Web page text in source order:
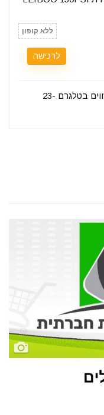
ללא קופון
לרכישה
עדכון שבועי קופונים שווים בטלגרם 23-